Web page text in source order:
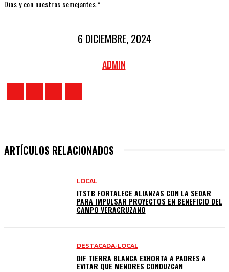
Dios y con nuestros semejantes.”
6 DICIEMBRE, 2024
ADMIN
ARTÍCULOS RELACIONADOS
LOCAL
ITSTB FORTALECE ALIANZAS CON LA SEDAR
PARA IMPULSAR PROYECTOS EN BENEFICIO DEL
CAMPO VERACRUZANO
DESTACADA-LOCAL
DIF TIERRA BLANCA EXHORTA A PADRES A
EVITAR QUE MENORES CONDUZCAN